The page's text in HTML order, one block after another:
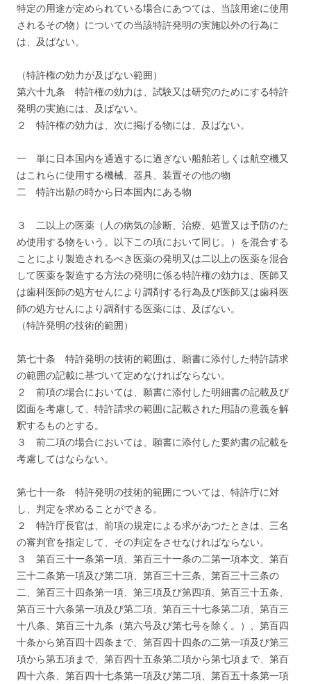
特定の用途が定められている場合にあつては、当該用途に使用
されるその物）についての当該特許発明の実施以外の行為に
は、及ばない。
（特許権の効力が及ばない範囲）
第六十九条 特許権の効力は、試験又は研究のためにする特許
発明の実施には、及ばない。
２ 特許権の効力は、次に掲げる物には、及ばない。
一 単に日本国内を通過するに過ぎない船舶若しくは航空機又
はこれらに使用する機械、器具、装置その他の物
二 特許出願の時から日本国内にある物
３ 二以上の医薬（人の病気の診断、治療、処置又は予防のた
め使用する物をいう。以下この項において同じ。）を混合する
ことにより製造されるべき医薬の発明又は二以上の医薬を混合
して医薬を製造する方法の発明に係る特許権の効力は、医師又
は歯科医師の処方せんにより調剤する行為及び医師又は歯科医
師の処方せんにより調剤する医薬には、及ばない。
（特許発明の技術的範囲）
第七十条 特許発明の技術的範囲は、願書に添付した特許請求
の範囲の記載に基づいて定めなければならない。
２ 前項の場合においては、願書に添付した明細書の記載及び
図面を考慮して、特許請求の範囲に記載された用語の意義を解
釈するものとする。
３ 前二項の場合においては、願書に添付した要約書の記載を
考慮してはならない。
第七十一条 特許発明の技術的範囲については、特許庁に対
し、判定を求めることができる。
２ 特許庁長官は、前項の規定による求があつたときは、三名
の審判官を指定して、その判定をさせなければならない。
３ 第百三十一条第一項、第百三十一条の二第一項本文、第百
三十二条第一項及び第二項、第百三十三条、第百三十三条の
二、第百三十四条第一項、第三項及び第四項、第百三十五条、
第百三十六条第一項及び第二項、第百三十七条第二項、第百三
十八条、第百三十九条（第六号及び第七号を除く。）、第百四
十条から第百四十四条まで、第百四十四条の二第一項及び第三
項から第五項まで、第百四十五条第二項から第七項まで、第百
四十六条、第百四十七条第一項及び第二項、第百五十条第一項